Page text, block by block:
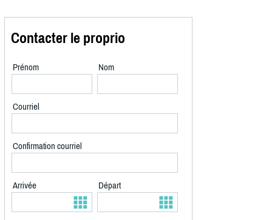
Contacter le proprio
Prénom Nom
Courriel
Confirmation courriel
Arrivée Départ